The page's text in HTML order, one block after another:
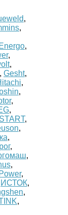
,
,
Energo,
,
,
, Gesht,
,
,
,
,
START,
,
,
,
,
,
,
ИСТОК,
,
,